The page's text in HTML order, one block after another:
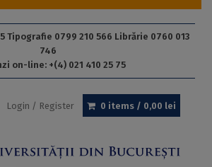
Tipografie 0799 210 566 Librărie 0760 013
746
on-line: +(4) 021 410 25 75
Login / Register 0 items / 0,00 lei